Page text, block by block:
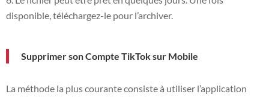
disponible, téléchargez-le pour l’archiver.
Supprimer son Compte TikTok sur Mobile
La méthode la plus courante consiste à utiliser l’application